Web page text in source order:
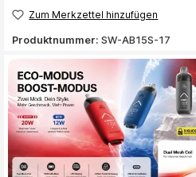
Zum Merkzettel hinzufügen
Produktnummer: SW-AB15S-17